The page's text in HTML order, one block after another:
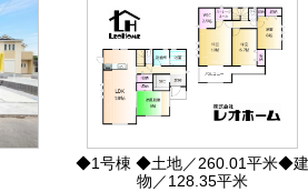
◆1号棟 ◆土地／260.01平米◆建
物／128.35平米